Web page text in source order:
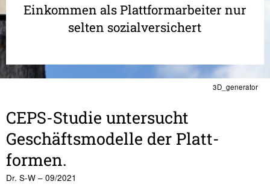
3D_generator
Einkommen als Plattformarbeiter nur
selten sozialversichert
CEPS-Studie unter­sucht
Geschäfts­mo­delle der Platt­
formen.
Dr. S-W – 09/2021